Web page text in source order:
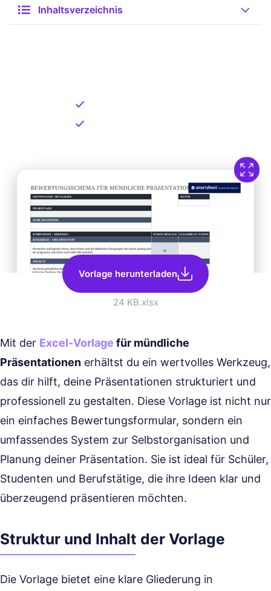
Inhaltsverzeichnis
Vorlage herunterladen
24 KB.xlsx
Mit der Excel-Vorlage für mündliche
Präsentationen erhältst du ein wertvolles Werkzeug,
das dir hilft, deine Präsentationen strukturiert und
professionell zu gestalten. Diese Vorlage ist nicht nur
ein einfaches Bewertungsformular, sondern ein
umfassendes System zur Selbstorganisation und
Planung deiner Präsentation. Sie ist ideal für Schüler,
Studenten und Berufstätige, die ihre Ideen klar und
überzeugend präsentieren möchten.
Struktur und Inhalt der Vorlage
Die Vorlage bietet eine klare Gliederung in